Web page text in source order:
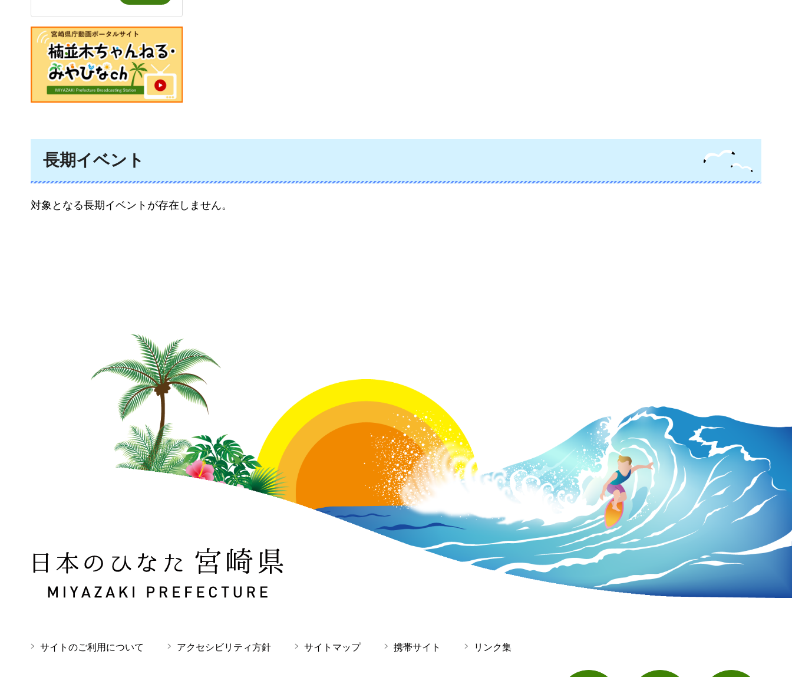
長期イベント
対象となる長期イベントが存在しません。
日本のひなた 宮崎県 MIYAZAKI PREFECTURE
サイトのご利用について アクセシビリティ方針 サイトマップ 携帯サイト リンク集